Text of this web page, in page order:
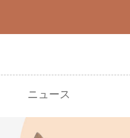
ニュース